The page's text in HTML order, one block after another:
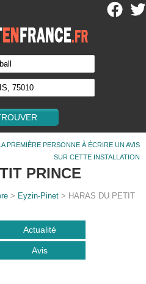
PREMIÈRE PERSONNE À ÉCRIRE UN AVIS
SUR CETTE INSTALLATION
PRINCE
> Eyzin-Pinet > HARAS DU PETIT
Actualité
Avis